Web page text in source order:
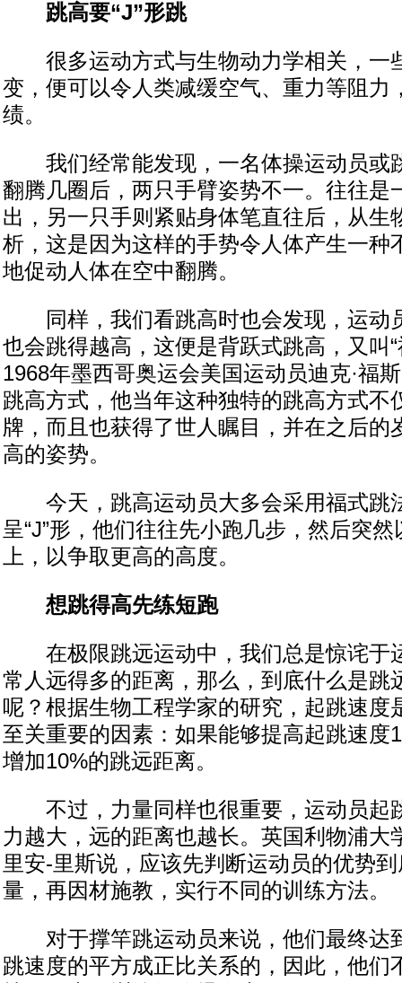
跳高要“J”形跳
很多运动方式与生物动力学相关，一
变，便可以令人类减缓空气、重力等阻力
绩。
我们经常能发现，一名体操运动员或
翻腾几圈后，两只手臂姿势不一。往往是
出，另一只手则紧贴身体笔直往后，从生
析，这是因为这样的手势令人体产生一种
地促动人体在空中翻腾。
同样，我们看跳高时也会发现，运动
也会跳得越高，这便是背跃式跳高，又叫
1968年墨西哥奥运会美国运动员迪克·福
跳高方式，他当年这种独特的跳高方式不
牌，而且也获得了世人瞩目，并在之后的
高的姿势。
今天，跳高运动员大多会采用福式跳
呈“J”形，他们往往先小跑几步，然后突
上，以争取更高的高度。
想跳得高先练短跑
在极限跳远运动中，我们总是惊诧于
常人远得多的距离，那么，到底什么是跳
呢？根据生物工程学家的研究，起跳速度
至关重要的因素：如果能够提高起跳速度
增加10%的跳远距离。
不过，力量同样也很重要，运动员起
力越大，远的距离也越长。英国利物浦大
里安-里斯说，应该先判断运动员的优势
量，再因材施教，实行不同的训练方法。
对于撑竿跳运动员来说，他们最终达
跳速度的平方成正比关系的，因此，他们